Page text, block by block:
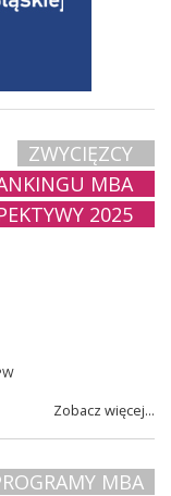
ZWYCIĘZCY
MBA
2025
Zobacz więcej...
MBA